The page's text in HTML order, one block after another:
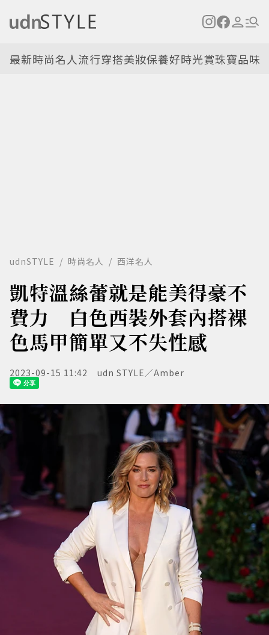
最新時尚名人流行穿搭美妝保養好時光賞珠寶品味
udnSTYLE 時尚名人 西洋名人
凱特溫絲蕾就是能美得豪不
費力 白色西裝外套內搭裸
色馬甲簡單又不失性感
2023-09-15 11:42 udn STYLE／Amber